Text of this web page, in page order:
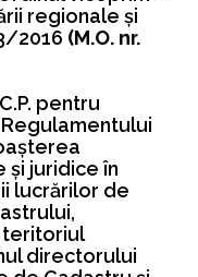
regionale şi
2016 (M.O. nr.
pentru
şi juridice în
lucrărilor de
directorului